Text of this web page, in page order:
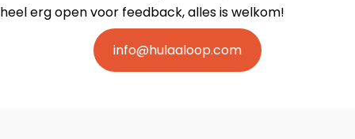
heel erg open voor feedback, alles is welkom!
info@hulaaloop.com